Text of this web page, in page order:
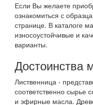
Если Вы желаете
ознакомиться с
странице. В каталоге
износоустойчивые и
варианты.
Достоинства
Лиственница -
соответственно
и эфирные масла.